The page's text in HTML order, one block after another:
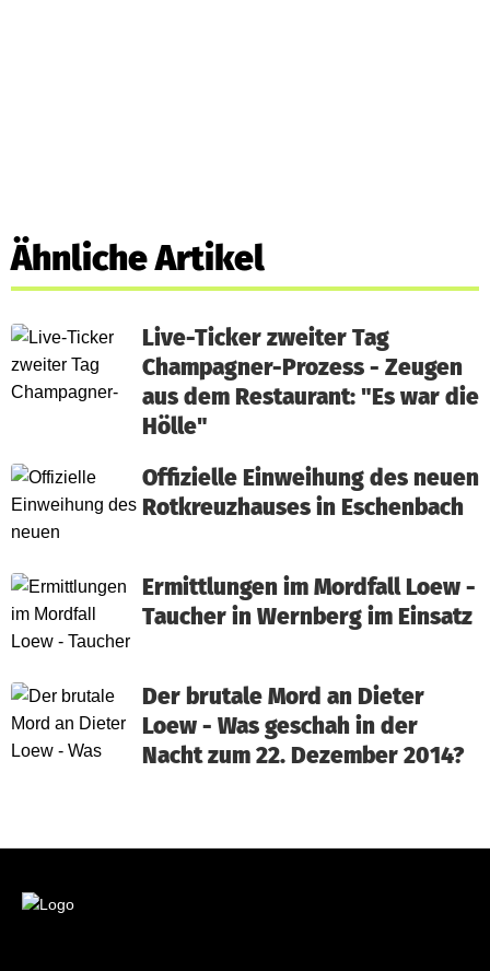
Ähnliche Artikel
Live-Ticker zweiter Tag
Champagner-Prozess - Zeugen
aus dem Restaurant: "Es war die
Hölle"
Offizielle Einweihung des neuen
Rotkreuzhauses in Eschenbach
Ermittlungen im Mordfall Loew -
Taucher in Wernberg im Einsatz
Der brutale Mord an Dieter
Loew - Was geschah in der
Nacht zum 22. Dezember 2014?